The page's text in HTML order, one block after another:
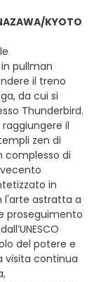
KYOTO
pullman
il treno
da cui si
Thunderbird.
il
zen di
complesso di
in
l'arte astratta a
proseguimento
del potere e
visita continua